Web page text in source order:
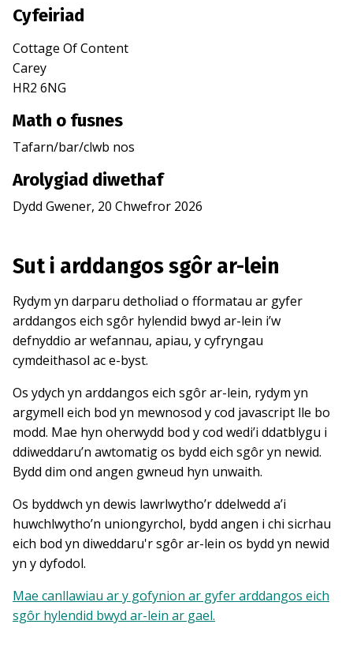
Cyfeiriad
Cottage Of Content
Carey
HR2 6NG
Math o fusnes
Tafarn/bar/clwb nos
Arolygiad diwethaf
Dydd Gwener, 20 Chwefror 2026
Sut i arddangos sgôr ar-lein
Rydym yn darparu detholiad o fformatau ar gyfer
arddangos eich sgôr hylendid bwyd ar-lein i’w
defnyddio ar wefannau, apiau, y cyfryngau
cymdeithasol ac e-byst.
Os ydych yn arddangos eich sgôr ar-lein, rydym yn
argymell eich bod yn mewnosod y cod javascript lle bo
modd. Mae hyn oherwydd bod y cod wedi’i ddatblygu i
ddiweddaru’n awtomatig os bydd eich sgôr yn newid.
Bydd dim ond angen gwneud hyn unwaith.
Os byddwch yn dewis lawrlwytho’r ddelwedd a’i
huwchlwytho’n uniongyrchol, bydd angen i chi sicrhau
eich bod yn diweddaru'r sgôr ar-lein os bydd yn newid
yn y dyfodol.
Mae canllawiau ar y gofynion ar gyfer arddangos eich
sgôr hylendid bwyd ar-lein ar gael.